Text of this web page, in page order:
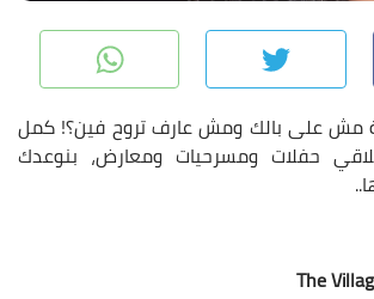
Facebook
Twitter
مش على بالك ومش عارف تروح فين؟! كمل
حفلات ومسرحيات ومعارض، بنوعدك